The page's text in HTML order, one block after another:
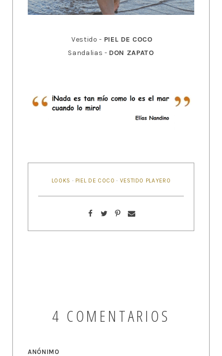
Vestido - PIEL DE COCO
Sandalias - DON ZAPATO
LOOKS · PIEL DE COCO · VESTIDO PLAYERO
4 COMENTARIOS
ANÓNIMO